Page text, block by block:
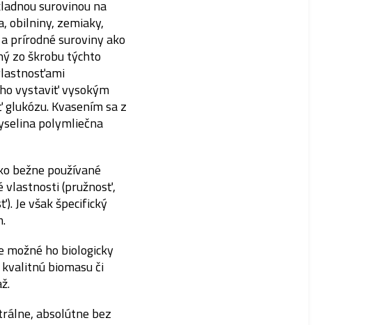
surovinou na
obilniny, zemiaky,
prírodné suroviny ako
zo škrobu týchto
vystaviť vysokým
Kvasením sa z
polymliečna
bežne používané
vlastnosti (pružnosť,
Je však špecifický
možné ho biologicky
biomasu či
absolútne bez